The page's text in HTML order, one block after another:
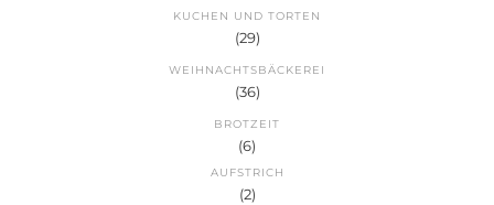
KUCHEN UND TORTEN
(29)
WEIHNACHTSBÄCKEREI
(36)
BROTZEIT
(6)
AUFSTRICH
(2)